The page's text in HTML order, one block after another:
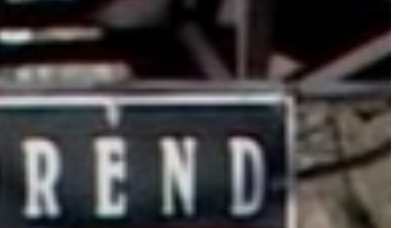
GYÖNGYÖS
VÁROS
ÉRTÉKTÁRA
VÁROSUNKRÓL
LAKOSSÁGI
INFORMÁCIÓK